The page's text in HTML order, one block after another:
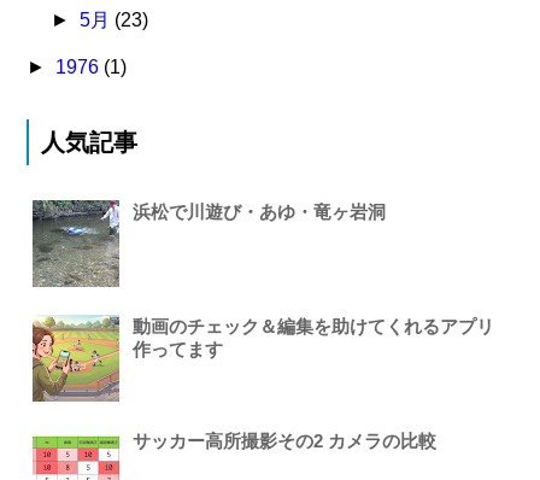
► 5月 (23)
► 1976 (1)
人気記事
浜松で川遊び・あゆ・竜ヶ岩洞
動画のチェック＆編集を助けてくれるアプリ
作ってます
サッカー高所撮影その2 カメラの比較